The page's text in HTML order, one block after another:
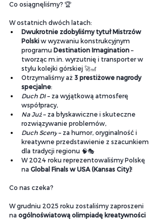
Co osiągnęliśmy? 🏆
W ostatnich dwóch latach:
Dwukrotnie zdobyliśmy tytuł Mistrzów
Polski w wyzwaniu konstrukcyjnym
programu Destination Imagination –
tworząc m.in. wyrzutnię i transporter w
stylu kolejki górskiej 🚀🎢
Otrzymaliśmy aż 3 prestiżowe nagrody
specjalne:
Duch DI – za wyjątkową atmosferę
współpracy,
Na Już – za błyskawiczne i skuteczne
rozwiązywanie problemów,
Duch Sceny – za humor, oryginalność i
kreatywne przedstawienie z szacunkiem
dla tradycji regionu 🧠🎭
W 2024 roku reprezentowaliśmy Polskę
na Global Finals w USA (Kansas City)!
Co nas czeka?
W grudniu 2025 roku zostaliśmy zaproszeni
na ogólnoświatową olimpiadę kreatywności